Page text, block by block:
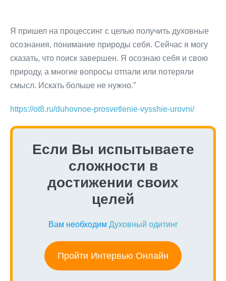
Я пришел на процессинг с целью получить духовные
осознания, понимание природы себя. Сейчас я могу
сказать, что поиск завершен. Я осознаю себя и свою
природу, а многие вопросы отпали или потеряли
смысл. Искать больше не нужно.”
https://ot8.ru/duhovnoe-prosvetlenie-vysshie-urovni/
Если Вы испытываете
сложности в
достижении своих
целей
Вам необходим Духовный одитинг
Пройти Интервью Онлайн